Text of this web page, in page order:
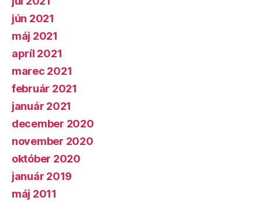
jún 2021
máj 2021
apríl 2021
marec 2021
február 2021
január 2021
december 2020
november 2020
október 2020
január 2019
máj 2011